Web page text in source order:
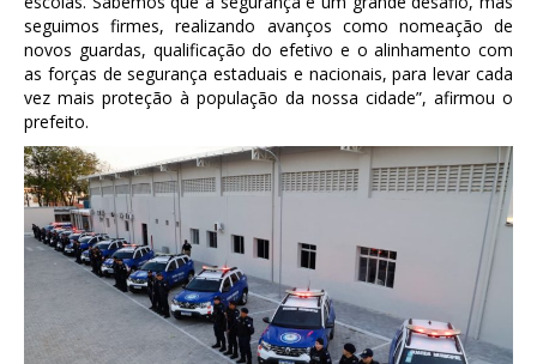
seguimos firmes, realizando avanços como nomeação de
novos guardas, qualificação do efetivo e o alinhamento com
as forças de segurança estaduais e nacionais, para levar cada
vez mais proteção à população da nossa cidade”, afirmou o
prefeito.